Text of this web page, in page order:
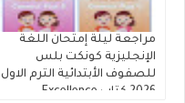
مراجعة ليلة إمتحان اللغة
الإنجليزية كونكت بلس
للصفوف الأبتدائية الترم الاول
2026 كتاب Excellence